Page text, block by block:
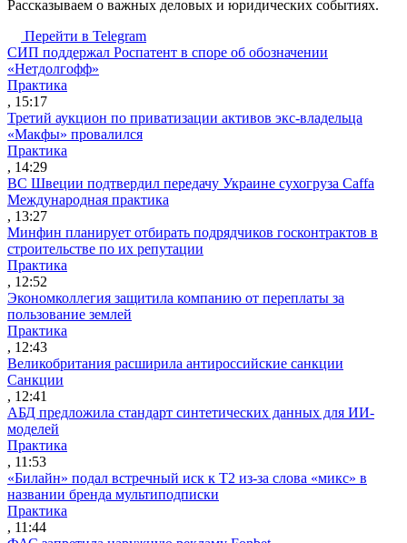
Рассказываем о важных деловых и юридических событиях.
Перейти в Telegram
СИП поддержал Роспатент в споре об обозначении
«Нетдолгофф»
Практика
, 15:17
Третий аукцион по приватизации активов экс-владельца
«Макфы» провалился
Практика
, 14:29
ВС Швеции подтвердил передачу Украине сухогруза Caffa
Международная практика
, 13:27
Минфин планирует отбирать подрядчиков госконтрактов в
строительстве по их репутации
Практика
, 12:52
Экономколлегия защитила компанию от переплаты за
пользование землей
Практика
, 12:43
Великобритания расширила антироссийские санкции
Санкции
, 12:41
АБД предложила стандарт синтетических данных для ИИ-
моделей
Практика
, 11:53
«Билайн» подал встречный иск к Т2 из-за слова «микс» в
названии бренда мультиподписки
Практика
, 11:44